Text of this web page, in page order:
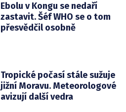
Ebolu v Kongu se nedaří
zastavit. Šéf WHO se o tom
přesvědčil osobně
Tropické počasí stále sužuje
jižní Moravu. Meteorologové
avizují další vedra